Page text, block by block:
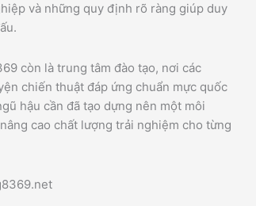
và những quy định rõ ràng giúp duy
còn là trung tâm đào tạo, nơi các
chiến thuật đáp ứng chuẩn mực quốc
hậu cần đã tạo dựng nên một môi
cao chất lượng trải nghiệm cho từng